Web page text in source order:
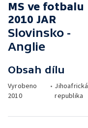
MS ve fotbalu
2010 JAR
Slovinsko -
Anglie
Obsah dílu
Vyrobeno
2010
• Jihoafrická
republika